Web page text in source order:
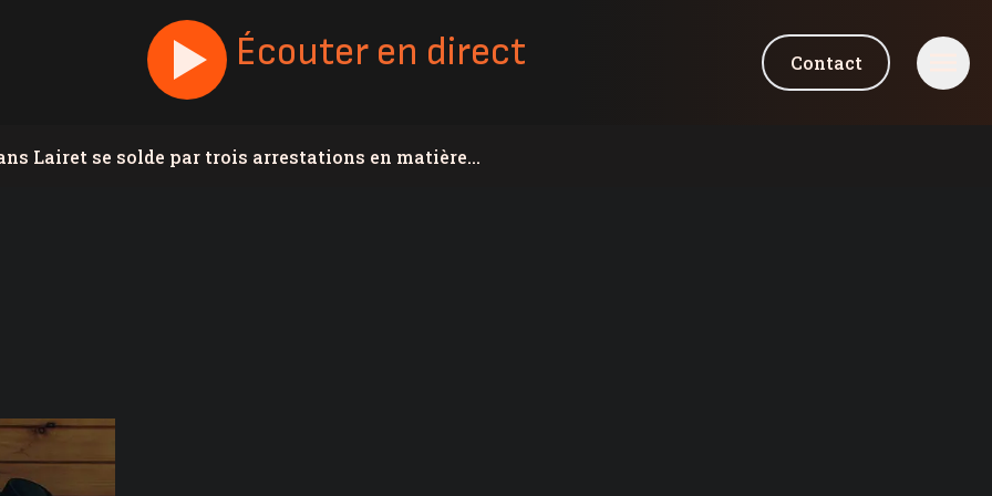
Écouter en direct Contact
Lairet se solde par trois arrestations en matière
Lebel accède à l’équipe canadienne Next Gen
Appalaches mettent de l’avant leur plan climat
de Nicolas Audet survenu en 2022
Nouvelle-Beauce recherche un chargé de projet
politique Municipalité amie des aînés-Famille